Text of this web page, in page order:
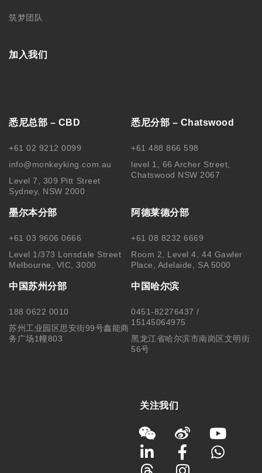
筑梦团队
加入我们
悉尼总部 – CBD
+61 02 9212 0099
info@monkeyking.com.au
Level 7, 309 Pitt Street
Sydney, NSW 2000
悉尼分部 – Chatswood
+61 488 866 598
level 1, 66 Archer Street,
Chatswood NSW 2067
墨尔本分部
+61 03 9606 0666
Level 1/373 Lonsdale Street
Melbourne, VIC, 3000
阿德莱德分部
+61 08 8232 6669
Room 2, Level 4, 44 Gawler
Place, Adelaide, SA 5000
中国苏州分部
188 0622 0010
苏州工业园区思安街99号鑫能商
务广场1幢803
中国哈尔滨
0451-82276437 /
15145064975
黑龙江省哈尔滨市南岗区文明街
56号
关注我们